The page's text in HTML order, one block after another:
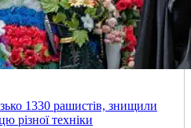
1330 рашистів, знищили
різної техніки